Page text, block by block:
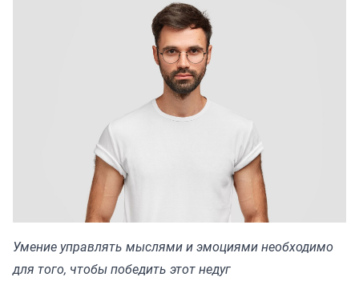
Умение управлять мыслями и эмоциями необходимо
для того, чтобы победить этот недуг